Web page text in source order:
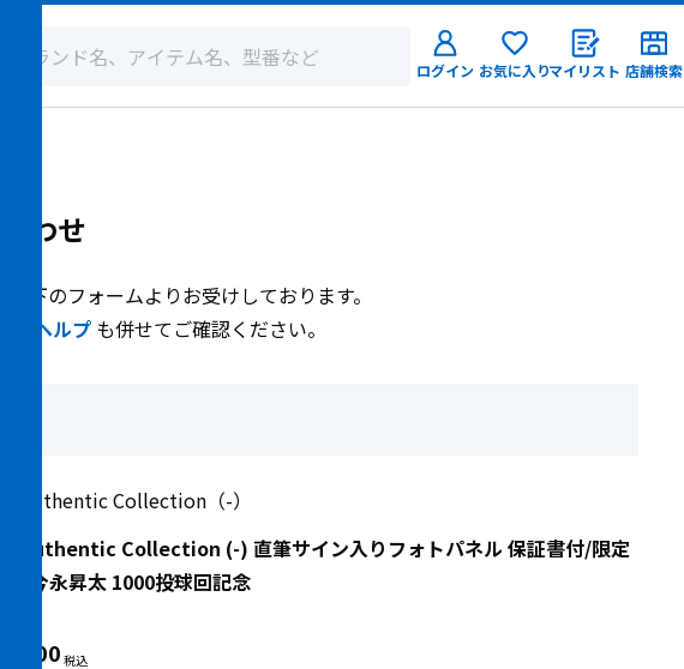
ログイン お気に入りマイリスト 店舗検索
わせ
以下のフォームよりお受けしております。
ヘルプ も併せてご確認ください。
Authentic Collection（-）
Authentic Collection (-) 直筆サイン入りフォトパネル 保証書付/限定
個 今永昇太 1000投球回記念
33,000